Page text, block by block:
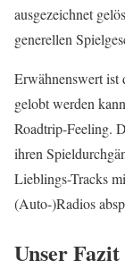
ausgezeichnet
generellen
Erwähnenswert ist
gelobt werden
Roadtrip-Feeling.
ihren
Lieblings-Tracks
(Auto-)Radios
Unser